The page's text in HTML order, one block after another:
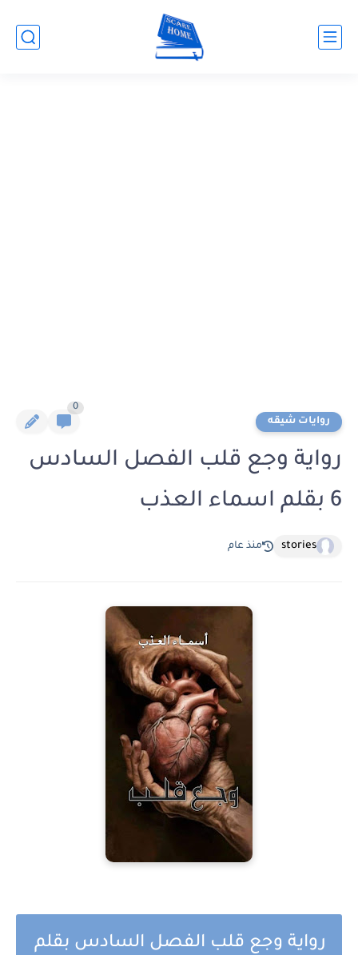
روايات شيقه
0
رواية وجع قلب الفصل السادس
6 بقلم اسماء العذب
stories منذ عام
رواية وجع قلب الفصل السادس بقلم